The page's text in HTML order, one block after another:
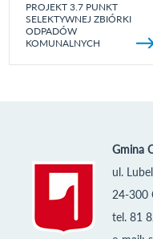
PROJEKT 3.7 PUNKT
SELEKTYWNEJ ZBIÓRKI
ODPADÓW
KOMUNALNYCH
Gmina
ul.
24-300
tel. 81